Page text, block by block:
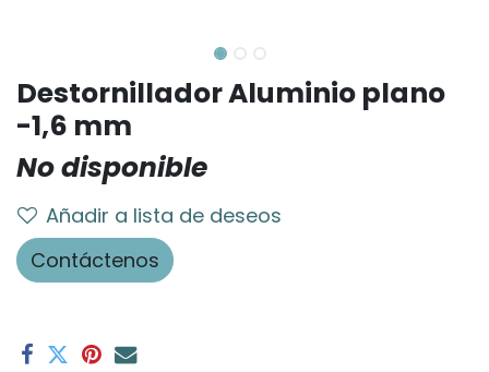
Destornillador Aluminio plano
-1,6 mm
No disponible
Añadir a lista de deseos
Contáctenos